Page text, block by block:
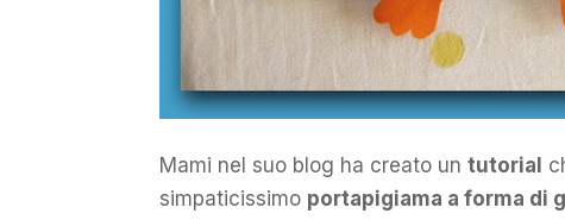
Mami nel suo blog ha creato untutorial
simpaticissimo portapigiama a forma di